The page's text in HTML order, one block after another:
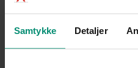
Samtykke Detaljer
å kombinere sin
markedsføring med en dyp